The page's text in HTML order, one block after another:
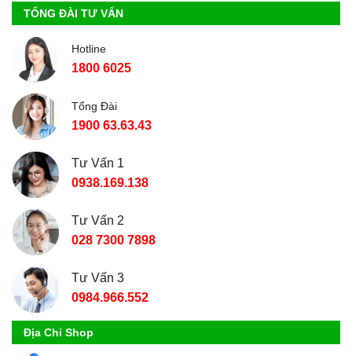
TỔNG ĐÀI TƯ VẤN
Hotline
1800 6025
Tổng Đài
1900 63.63.43
Tư Vấn 1
0938.169.138
Tư Vấn 2
028 7300 7898
Tư Vấn 3
0984.966.552
Địa Chỉ Shop